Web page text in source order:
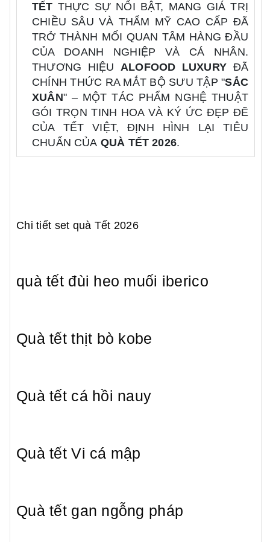
TẾT THỰC SỰ NỔI BẬT, MANG GIÁ TRỊ
CHIỀU SÂU VÀ THẨM MỸ CAO CẤP ĐÃ
TRỞ THÀNH MỐI QUAN TÂM HÀNG ĐẦU
CỦA DOANH NGHIỆP VÀ CÁ NHÂN.
THƯƠNG HIỆUALOFOOD LUXURY ĐÃ
CHÍNH THỨC RA MẮT BỘ SƯU TẬP "SẮC
XUÂN" – MỘT TÁC PHẨM NGHỆ THUẬT
GÓI TRỌN TINH HOA VÀ KÝ ỨC ĐẸP ĐẼ
CỦA TẾT VIỆT, ĐỊNH HÌNH LẠI TIÊU
CHUẨN CỦA QUÀ TẾT 2026.
Chi tiết set quà Tết 2026
quà tết đùi heo muối iberico
Quà tết thịt bò kobe
Quà tết cá hồi nauy
Quà tết Vi cá mập
Quà tết gan ngỗng pháp